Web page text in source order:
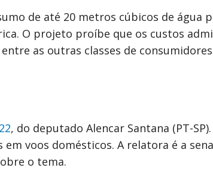
de até 20 metros cúbicos de água
O projeto proíbe que os custos
as outras classes de
, do deputado Alencar Santana (PT-
voos domésticos. A relatora é a
o tema.